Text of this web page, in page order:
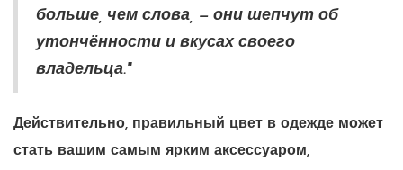
больше, чем слова, — они шепчут об
утончённости и вкусах своего
владельца."
Действительно, правильный цвет в одежде может
стать вашим самым ярким аксессуаром,